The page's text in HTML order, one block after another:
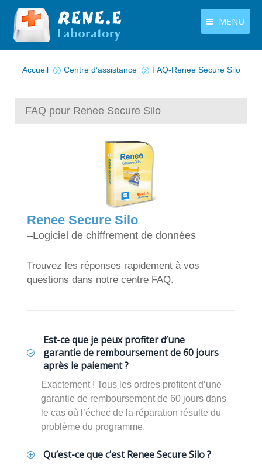
MENU
Boutique
Contactez-nous
Accueil Centre d’assistance FAQ-Renee Secure Silo
FAQ pour Renee Secure Silo
Renee Secure Silo
–Logiciel de chiffrement de données
Trouvez les réponses rapidement à vos
questions dans notre centre FAQ.
Est-ce que je peux profiter d’une
garantie de remboursement de 60 jours
après le paiement ?
Exactement ! Tous les ordres profitent d’une
garantie de remboursement de 60 jours dans
le cas où l’échec de la réparation résulte du
problème du programme.
Qu’est-ce que c’est Renee Secure Silo ?